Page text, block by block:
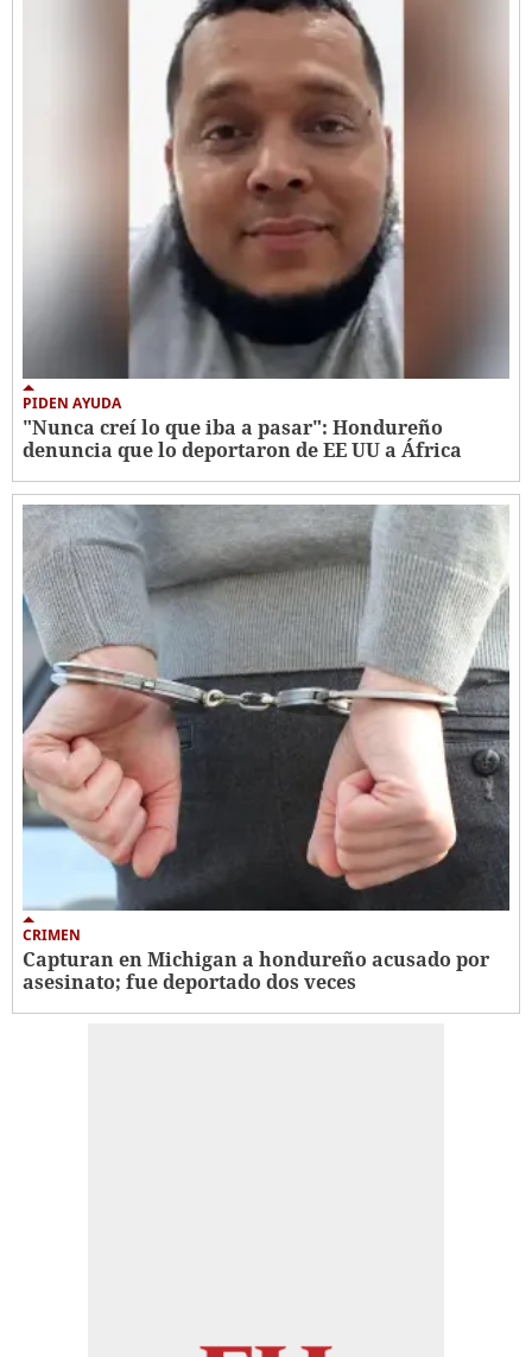
PIDEN AYUDA
"Nunca creí lo que iba a pasar": Hondureño
denuncia que lo deportaron de EE UU a África
CRIMEN
Capturan en Michigan a hondureño acusado por
asesinato; fue deportado dos veces